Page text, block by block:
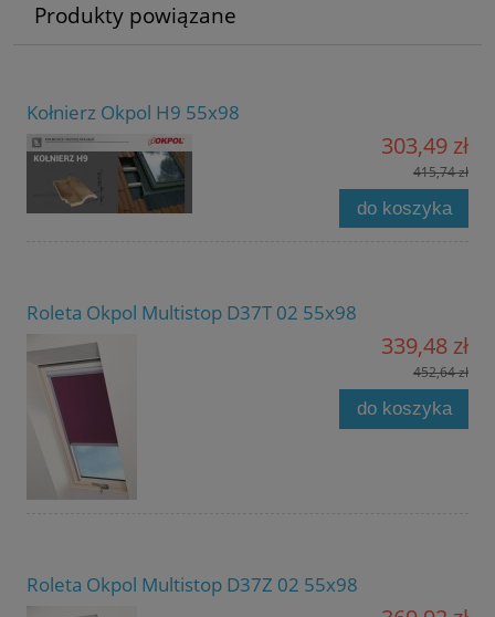
Produkty powiązane
Kołnierz Okpol H9 55x98
303,49 zł
415,74 zł
do koszyka
Roleta Okpol Multistop D37T 02 55x98
339,48 zł
452,64 zł
do koszyka
Roleta Okpol Multistop D37Z 02 55x98